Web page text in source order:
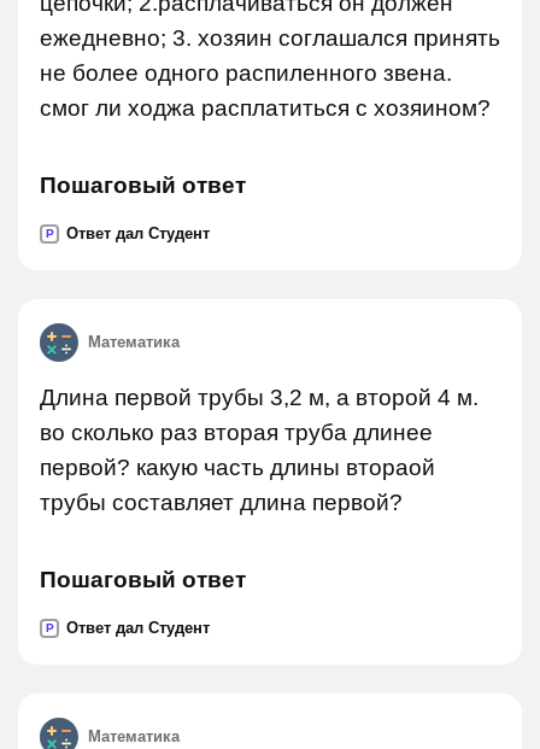
ежедневно; 3. хозяин соглашался принять
не более одного распиленного звена.
смог ли ходжа расплатиться с хозяином?
Пошаговый ответ
P Ответ дал Студент
Математика
Длина первой трубы 3,2 м, а второй 4 м.
во сколько раз вторая труба длинее
первой? какую часть длины втораой
трубы составляет длина первой?
Пошаговый ответ
P Ответ дал Студент
Математика